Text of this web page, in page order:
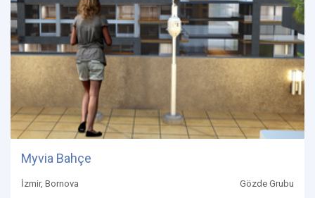
Myvia Bahçe
İzmir, Bornova Gözde Grubu